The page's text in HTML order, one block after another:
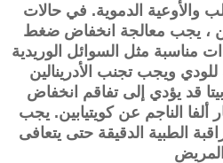
والأوعية الدموية. في حالات
، يجب معالجة انخفاض ضغط
مناسبة مثل السوائل الوريدية
للودي ويجب تجنب الأدرينالين
قد يؤدي إلى تفاقم انخفاض
الناجم عنكويتيابين. يجب
الطبية الدقيقة حتى يتعافى
المريض